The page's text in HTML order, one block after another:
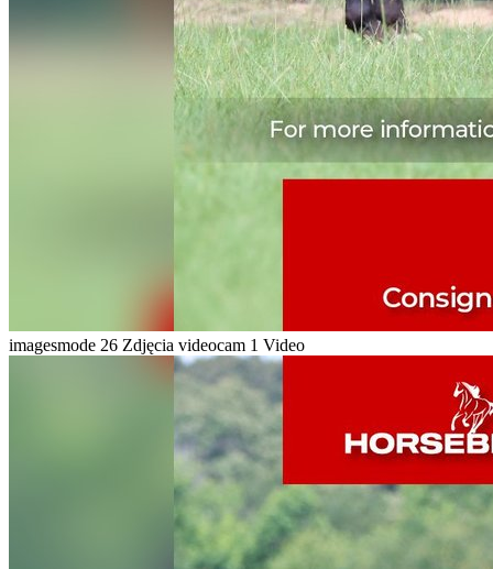
imagesmode 26 Zdjęcia videocam 1 Video